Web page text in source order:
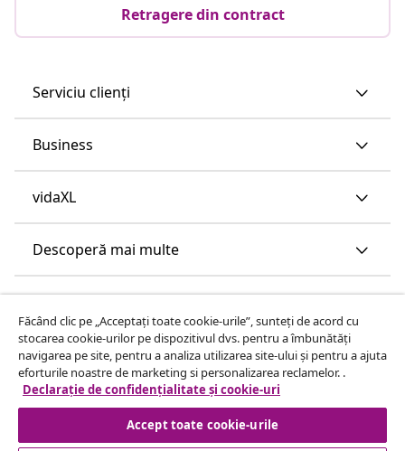
Retragere din contract
Serviciu clienți
Business
vidaXL
Descoperă mai multe
Făcând clic pe „Acceptați toate cookie-urile”, sunteți de acord cu
stocarea cookie-urilor pe dispozitivul dvs. pentru a îmbunătăți
navigarea pe site, pentru a analiza utilizarea site-ului și pentru a ajuta
eforturile noastre de marketing si personalizarea reclamelor. .
Declarație de confidențialitate și cookie-uri
Accept toate cookie-urile